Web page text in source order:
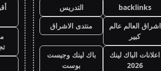
backlinks
التدريس
اشراق العالم عالم
كبير
منتدى الاشراق
اعلانات الباك لينك
2026
باك لينك وجيست
بوست